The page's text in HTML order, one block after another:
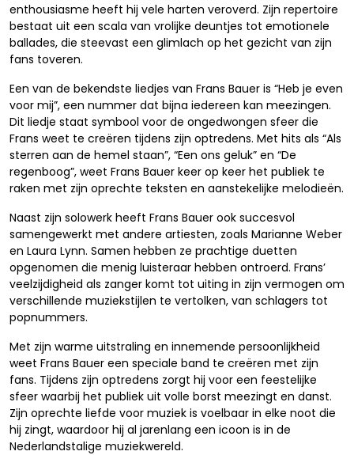
enthousiasme heeft hij vele harten veroverd. Zijn repertoire
bestaat uit een scala van vrolijke deuntjes tot emotionele
ballades, die steevast een glimlach op het gezicht van zijn
fans toveren.
Een van de bekendste liedjes van Frans Bauer is “Heb je even
voor mij”, een nummer dat bijna iedereen kan meezingen.
Dit liedje staat symbool voor de ongedwongen sfeer die
Frans weet te creëren tijdens zijn optredens. Met hits als “Als
sterren aan de hemel staan”, “Een ons geluk” en “De
regenboog”, weet Frans Bauer keer op keer het publiek te
raken met zijn oprechte teksten en aanstekelijke melodieën.
Naast zijn solowerk heeft Frans Bauer ook succesvol
samengewerkt met andere artiesten, zoals Marianne Weber
en Laura Lynn. Samen hebben ze prachtige duetten
opgenomen die menig luisteraar hebben ontroerd. Frans’
veelzijdigheid als zanger komt tot uiting in zijn vermogen om
verschillende muziekstijlen te vertolken, van schlagers tot
popnummers.
Met zijn warme uitstraling en innemende persoonlijkheid
weet Frans Bauer een speciale band te creëren met zijn
fans. Tijdens zijn optredens zorgt hij voor een feestelijke
sfeer waarbij het publiek uit volle borst meezingt en danst.
Zijn oprechte liefde voor muziek is voelbaar in elke noot die
hij zingt, waardoor hij al jarenlang een icoon is in de
Nederlandstalige muziekwereld.